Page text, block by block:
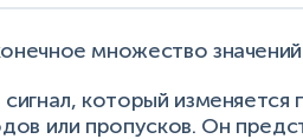
множество
который изменяется
или пропусков. Он